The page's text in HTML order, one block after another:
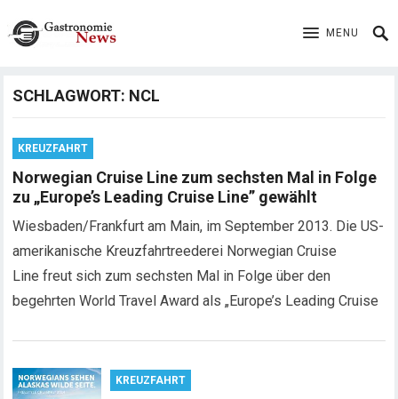
MENU
SCHLAGWORT: NCL
KREUZFAHRT
Norwegian Cruise Line zum sechsten Mal in Folge
zu „Europe’s Leading Cruise Line” gewählt
Wiesbaden/Frankfurt am Main, im September 2013. Die US-
amerikanische Kreuzfahrtreederei Norwegian Cruise
Line freut sich zum sechsten Mal in Folge über den
begehrten World Travel Award als „Europe’s Leading Cruise
KREUZFAHRT